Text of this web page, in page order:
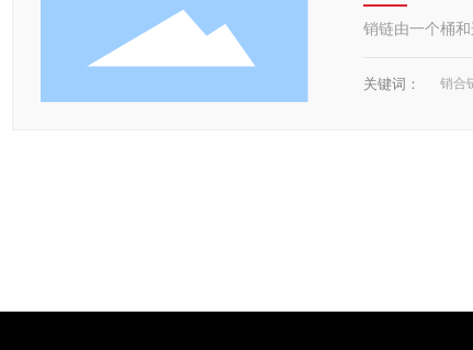
销链由一个桶
关键词： 销合